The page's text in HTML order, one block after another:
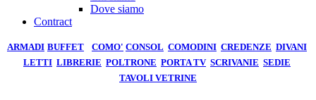
Dove siamo
Contract
ARMADI BUFFET COMO' CONSOL COMODINI CREDENZE DIVANI
LETTI LIBRERIE POLTRONE PORTA TV SCRIVANIE SEDIE
TAVOLI VETRINE